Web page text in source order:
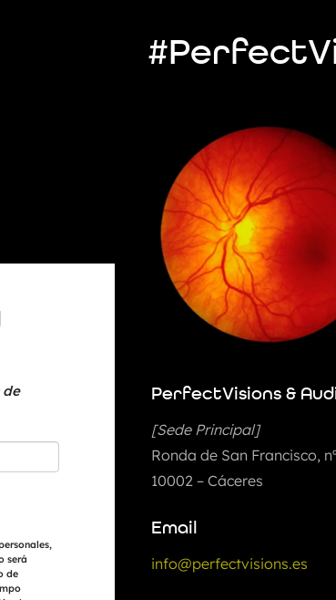
de
será
de
PerfectVisions &
[Sede Principal]
Ronda de San Francisco,
10002 – Cáceres
Email
info@perfectvisions.es